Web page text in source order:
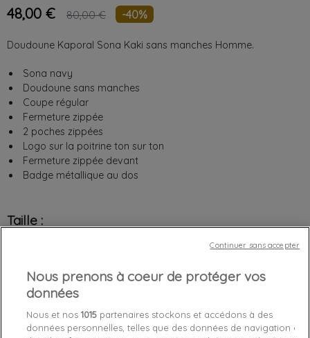
48,00 € 80,00 € -40%
Doudoune Kaporal Sona Kaki sans manches Homme.
Sona navy
Doudoune sans manches
Coupe régular
Fermeture zippée
2 poches zippées
Logo sur la poitrine ton sur ton
Fermeture zippée devant
Badge métallique au dos
Taille :
Chez vous entre le mardi 11/08/26et lemercredi 12/08/26
Nous prenons à coeur de protéger vos
données
Nous et nos1015 partenaires stockons et accédons à des
données personnelles, telles que des données de navigation ou
Continuer sans accepter